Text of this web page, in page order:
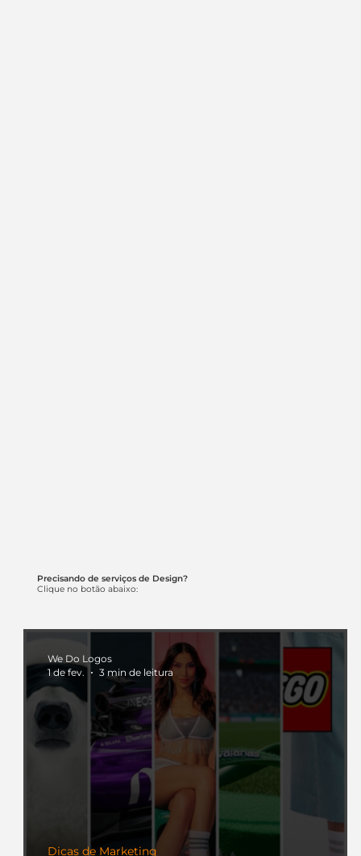
Precisando de serviços de Design?
Clique no botão abaixo:
Dicas de Marketing
We Do Logos
1 de fev.
3 min de leitura